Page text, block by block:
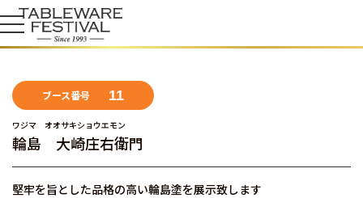
ブース番号 11
ワジマ オオサキショウエモン
輪島 大崎庄右衛門
堅牢を旨とした品格の高い輪島塗を展示致します